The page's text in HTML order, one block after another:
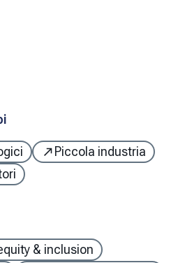
Piccola industria
& inclusion